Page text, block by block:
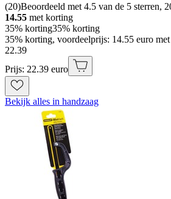
(20)Beoordeeld met 4.5 van de 5 sterren,
14.55 met korting
35% korting35% korting
35% korting, voordeelprijs: 14.55 euro
22.39
Prijs: 22.39 euro
Bekijk alles in handzaag